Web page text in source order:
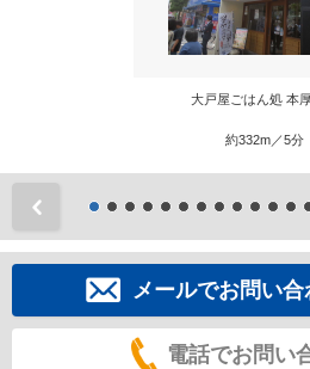
大戸屋ごはん処 本
約332m／5分
メールでお問い
電話でお問い